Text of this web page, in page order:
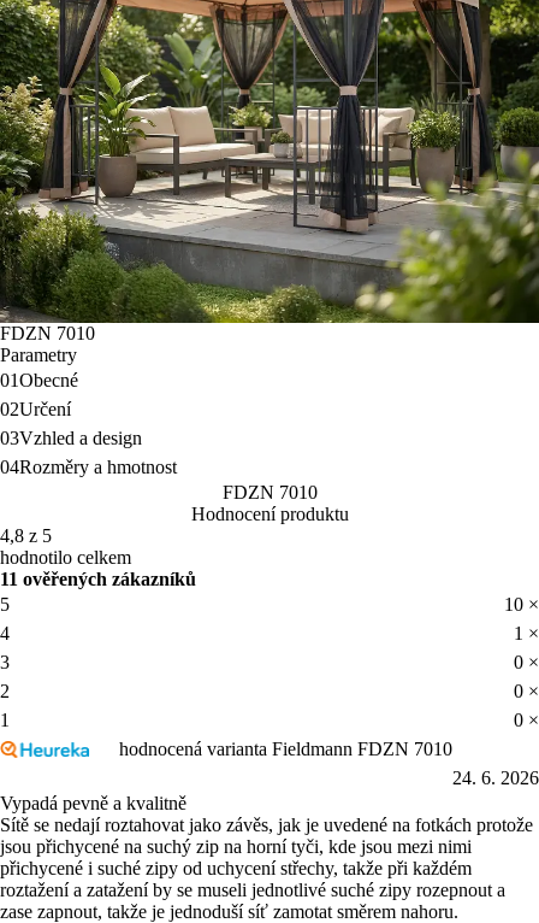
FDZN 7010
Parametry
01Obecné
02Určení
03Vzhled a design
04Rozměry a hmotnost
FDZN 7010
Hodnocení produktu
4,8 z 5
hodnotilo celkem
11 ověřených zákazníků
5
10 ×
4
1 ×
3
0 ×
2
0 ×
1
0 ×
hodnocená varianta Fieldmann FDZN 7010
24. 6. 2026
Vypadá pevně a kvalitně
Sítě se nedají roztahovat jako závěs, jak je uvedené na fotkách protože
jsou přichycené na suchý zip na horní tyči, kde jsou mezi nimi
přichycené i suché zipy od uchycení střechy, takže při každém
roztažení a zatažení by se museli jednotlivé suché zipy rozepnout a
zase zapnout, takže je jednoduší síť zamotat směrem nahoru.